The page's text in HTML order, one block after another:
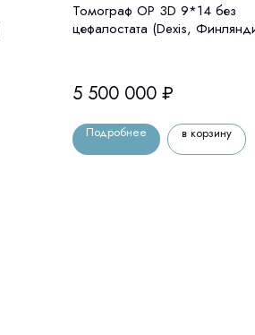
Томограф OP 3D 9*14 без
цефалостата (Dexis,
5 500 000 ₽
Подробнее в корзину